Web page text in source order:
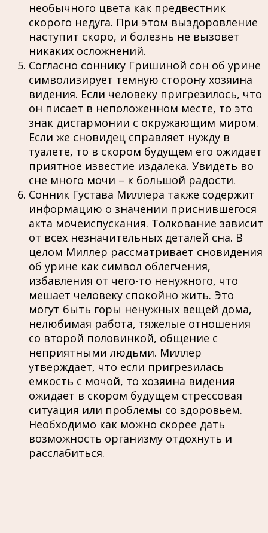
необычного цвета как предвестник
скорого недуга. При этом выздоровление
наступит скоро, и болезнь не вызовет
никаких осложнений.
Согласно соннику Гришиной сон об урине
символизирует темную сторону хозяина
видения. Если человеку пригрезилось, что
он писает в неположенном месте, то это
знак дисгармонии с окружающим миром.
Если же сновидец справляет нужду в
туалете, то в скором будущем его ожидает
приятное известие издалека. Увидеть во
сне много мочи – к большой радости.
Сонник Густава Миллера также содержит
информацию о значении приснившегося
акта мочеиспускания. Толкование зависит
от всех незначительных деталей сна. В
целом Миллер рассматривает сновидения
об урине как символ облегчения,
избавления от чего-то ненужного, что
мешает человеку спокойно жить. Это
могут быть горы ненужных вещей дома,
нелюбимая работа, тяжелые отношения
со второй половинкой, общение с
неприятными людьми. Миллер
утверждает, что если пригрезилась
емкость с мочой, то хозяина видения
ожидает в скором будущем стрессовая
ситуация или проблемы со здоровьем.
Необходимо как можно скорее дать
возможность организму отдохнуть и
расслабиться.